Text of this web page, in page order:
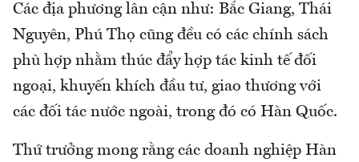
Các địa phương lân cận như: Bắc Giang, Thái
Nguyên, Phú Thọ cũng đều có các chính sách
phù hợp nhằm thúc đẩy hợp tác kinh tế đối
ngoại, khuyến khích đầu tư, giao thương với
các đối tác nước ngoài, trong đó có Hàn Quốc.
Thứ trưởng mong rằng các doanh nghiệp Hàn